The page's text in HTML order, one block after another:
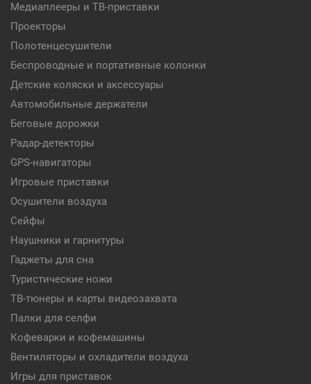
Медиаплееры и ТВ-приставки
Проекторы
Полотенцесушители
Беспроводные и портативные колонки
Детские коляски и аксессуары
Автомобильные держатели
Беговые дорожки
Радар-детекторы
GPS-навигаторы
Игровые приставки
Осушители воздуха
Сейфы
Наушники и гарнитуры
Гаджеты для сна
Туристические ножи
ТВ-тюнеры и карты видеозахвата
Палки для селфи
Кофеварки и кофемашины
Вентиляторы и охладители воздуха
Игры для приставок